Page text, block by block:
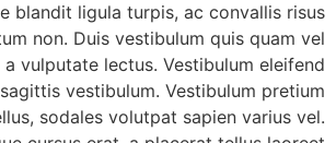
blandit ligula turpis, ac convallis risus
non. Duis vestibulum quis quam vel
a vulputate lectus. Vestibulum eleifend
vestibulum. Vestibulum pretium
sodales volutpat sapien varius vel.